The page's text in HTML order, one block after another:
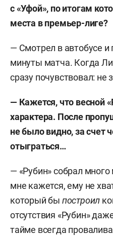
с «Уфой», по итогам
места в премьер-лиге?
— Смотрел в автобусе и
минуты матча. Когда
сразу почувствовал: не
— Кажется, что весной
характера. После
не было видно, за счет
отыграться…
— «Рубин» собрал
мне кажется, ему не
который бы построил
отсутствия «Рубин»
тайме всегда